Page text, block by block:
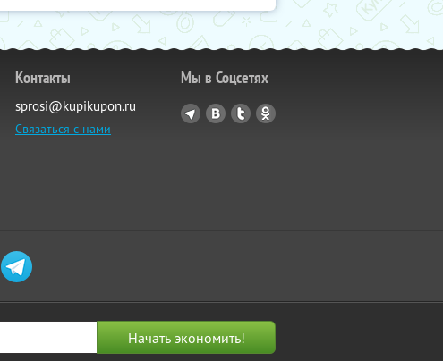
Контакты
sprosi@kupikupon.ru
Связаться с нами
Мы в Соцсетях